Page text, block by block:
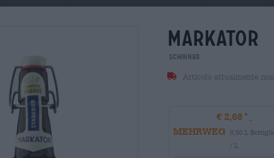
markator
Schinner
Articolo attualmente
€ 2,68
MEHRWEG
0,50 L
/ L